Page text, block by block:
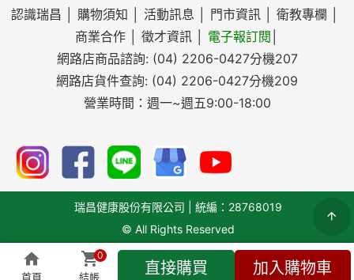
首頁 結帳
0
直接購買 加入購物車
認識瑞昌 購物須知 活動訊息 門市資訊 衛教專欄
商業合作
徵才資訊 電子報訂閱
網路店商品諮詢: (04) 2206-0427分機207
網路店貨件查詢: (04) 2206-0427分機209
營業時間：週一~週五9:00-18:00
瑞昌健康股份有限公司 | 統編：28768019
© All Rights Reserved
搜尋